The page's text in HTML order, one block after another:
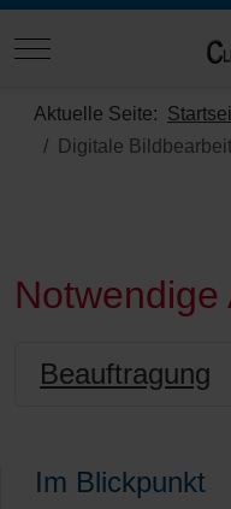
Mobile Menu Toggle
Aktuelle Seite:
Digitale
Notwendige
Beauftragung
Im Blickpunkt